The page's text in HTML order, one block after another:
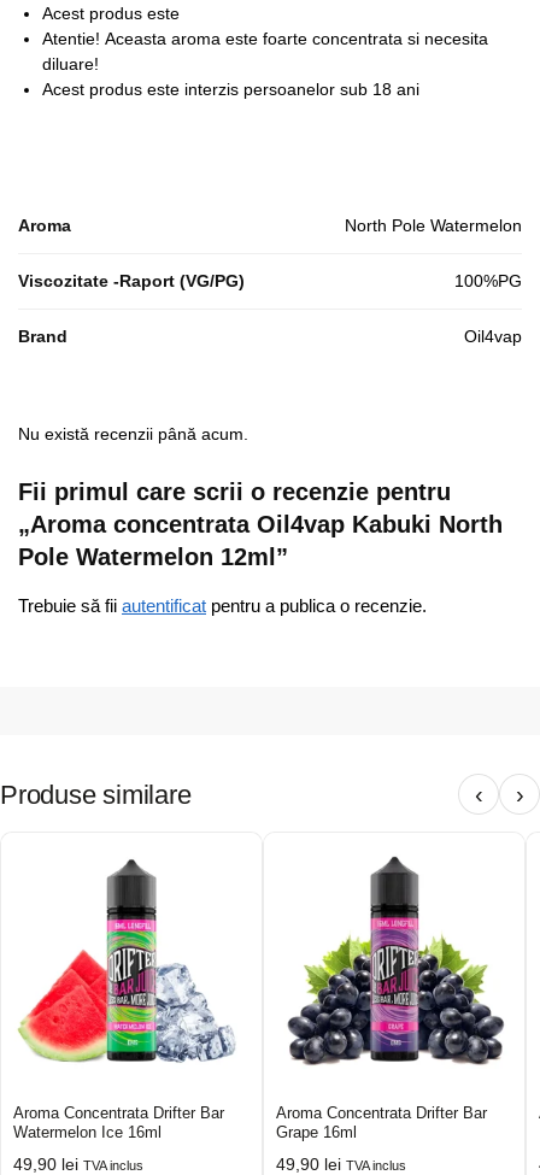
Acest produs este
Atentie! Aceasta aroma este foarte concentrata si necesita
diluare!
Acest produs este interzis persoanelor sub 18 ani
Aroma North Pole Watermelon
Viscozitate -Raport (VG/PG) 100%PG
Brand Oil4vap
Nu există recenzii până acum.
Fii primul care scrii o recenzie pentru
„Aroma concentrata Oil4vap Kabuki North
Pole Watermelon 12ml”
Trebuie să fii autentificat pentru a publica o recenzie.
Produse similare ‹ ›
Aroma Concentrata Drifter Bar
Watermelon Ice 16ml
49,90 lei TVA inclus
Aroma Concentrata Drifter Bar
Grape 16ml
49,90 lei TVA inclus